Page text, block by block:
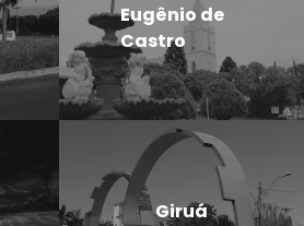
Eugênio de
Castro
Giruá